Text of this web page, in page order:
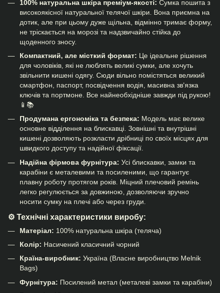
100% натуральна шкіра преміум-якості: Сумка пошита з
високоякісної натуральної телячої шкіри. Вона приємна на
дотик, але при цьому дуже щільна, відмінно тримає форму,
не тріскається на морозі та надзвичайно стійка до
щоденного зносу.
Компактний, але місткий формат: Це ідеальне рішення
для чоловіків, які не люблять великі сумки, але хочуть
звільнити кишені одягу. Сюди вільно помістяться великий
смартфон, паспорт, посвідчення водія, масивна зв'язка
ключів та портмоне. Все найнеобхідніше завжди під рукою!
📱📚
Продумана ергономіка та безпека: Модель має велике
основне відділення на блискавці. Зовнішні та внутрішні
кишені дозволяють розкласти дрібниці по своїх місцях для
швидкого доступу та надійної фіксації.
Надійна фірмова фурнітура: Усі блискавки, замки та
карабіни є металевими та посиленими, що гарантує
плавну роботу протягом років. Міцний плечовий ремінь
легко регулюється за довжиною, дозволяючи зручно
носити сумку на плечі або через груди.
⚙️ Технічні характеристики виробу:
Матеріал: 100% натуральна шкіра (теляча)
Колір: Насичений класичний чорний
Країна-виробник: Україна (Власне виробництво Melnik
Bags)
Фурнітура: Посилений метал (металеві замки та карабіни)